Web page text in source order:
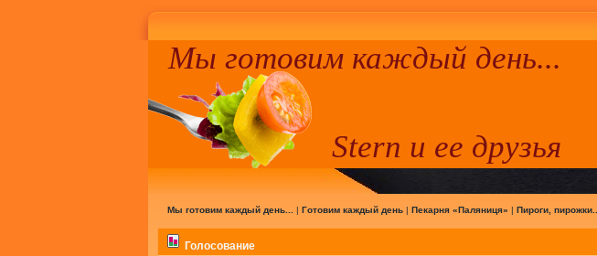
Мы готовим каждый день...
Stern и ее друзья
Мы готовим каждый день... | Готовим каждый день| Пекарня «Паляниця» | Пироги, пирожки...
Голосование